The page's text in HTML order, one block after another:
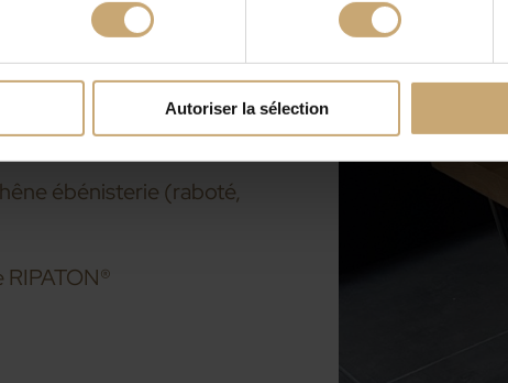
Autoriser la sélection
fonctionnelle et
matériaux de qualité se
incomparable.
ébénisterie (raboté,